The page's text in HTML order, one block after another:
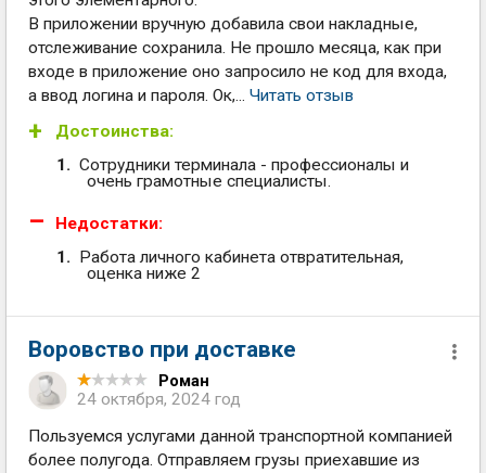
В приложении вручную добавила свои накладные,
отслеживание сохранила. Не прошло месяца, как при
входе в приложение оно запросило не код для входа,
а ввод логина и пароля. Ок,... Читать отзыв
Достоинства:
Сотрудники терминала - профессионалы и
очень грамотные специалисты.
Недостатки:
Работа личного кабинета отвратительная,
оценка ниже 2
Воровство при доставке
Роман
24 октября, 2024 год
Пользуемся услугами данной транспортной компанией
более полугода. Отправляем грузы приехавшие из